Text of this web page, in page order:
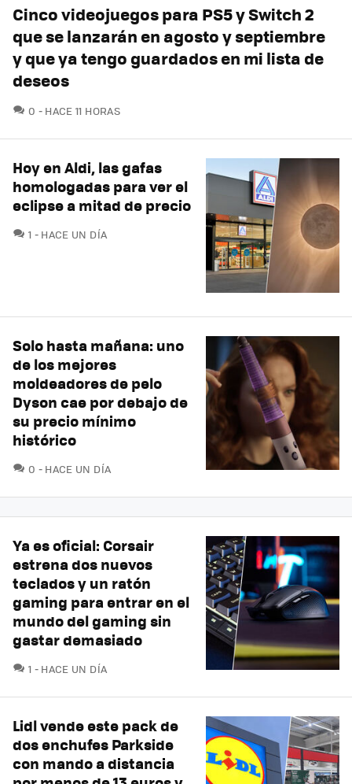
Cinco videojuegos para PS5 y Switch 2
que se lanzarán en agosto y septiembre
y que ya tengo guardados en mi lista de
deseos
0 COMENTARIOS
HACE 11 HORAS
Hoy en Aldi, las gafas
homologadas para ver el
eclipse a mitad de precio
1 COMENTARIOS
HACE UN DÍA
Solo hasta mañana: uno
de los mejores
moldeadores de pelo
Dyson cae por debajo de
su precio mínimo
histórico
0 COMENTARIOS
HACE UN DÍA
Ya es oficial: Corsair
estrena dos nuevos
teclados y un ratón
gaming para entrar en el
mundo del gaming sin
gastar demasiado
1 COMENTARIOS
HACE UN DÍA
Lidl vende este pack de
dos enchufes Parkside
con mando a distancia